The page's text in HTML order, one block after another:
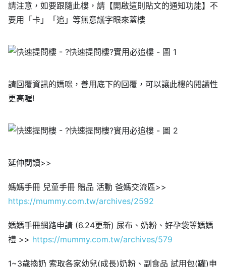
請注意，如要跟隨此樓，請【開啟這則貼文的通知功能】不
要用「卡」「追」等無意議字眼來蓋樓
請回覆資訊的媽咪，善用底下的回覆，可以讓此樓的閱讀性
更高喔!
延伸閱讀>>
媽媽手冊 兒童手冊 贈品 活動 爸媽交流區>>
https://mummy.com.tw/archives/2592
媽媽手冊網路申請 (6.24更新) 尿布、奶粉、好孕袋等媽媽
禮 >> https://mummy.com.tw/archives/579
1~3歲換奶 索取各家幼兒(成長)奶粉、副食品 試用包(罐)申